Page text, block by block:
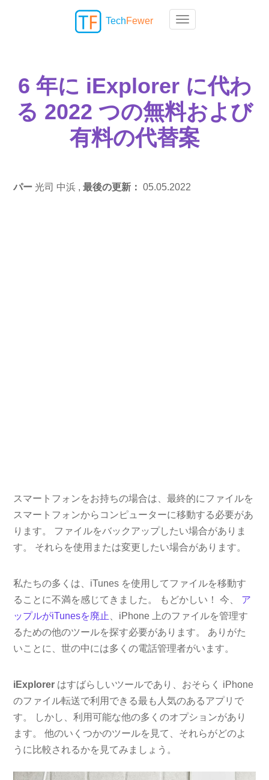
Toggle navigation
TechFewer
6 年に iExplorer に代わ
る 2022 つの無料および
有料の代替案
パー 光司 中浜 ,最後の更新：05.05.2022
スマートフォンをお持ちの場合は、最終的にファイルを
スマートフォンからコンピューターに移動する必要があ
ります。 ファイルをバックアップしたい場合がありま
す。 それらを使用または変更したい場合があります。
私たちの多くは、iTunes を使用してファイルを移動す
ることに不満を感じてきました。 もどかしい！ 今、 ア
ップルがiTunesを廃止
、iPhone 上のファイルを管理す
るための他のツールを探す必要があります。 ありがた
いことに、世の中には多くの電話管理者がいます。
iExplorer はすばらしいツールであり、おそらく iPhone
のファイル転送で利用できる最も人気のあるアプリで
す。 しかし、利用可能な他の多くのオプションがあり
ます。 他のいくつかのツールを見て、それらがどのよ
うに比較されるかを見てみましょう。